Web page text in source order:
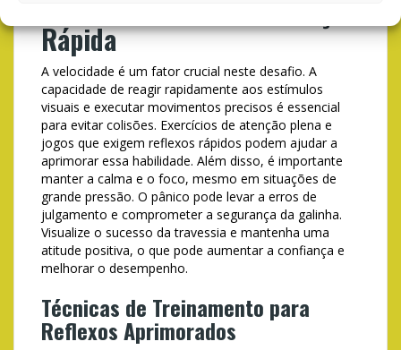
Rápida
A velocidade é um fator crucial neste desafio. A
capacidade de reagir rapidamente aos estímulos
visuais e executar movimentos precisos é essencial
para evitar colisões. Exercícios de atenção plena e
jogos que exigem reflexos rápidos podem ajudar a
aprimorar essa habilidade. Além disso, é importante
manter a calma e o foco, mesmo em situações de
grande pressão. O pânico pode levar a erros de
julgamento e comprometer a segurança da galinha.
Visualize o sucesso da travessia e mantenha uma
atitude positiva, o que pode aumentar a confiança e
melhorar o desempenho.
Técnicas de Treinamento para
Reflexos Aprimorados